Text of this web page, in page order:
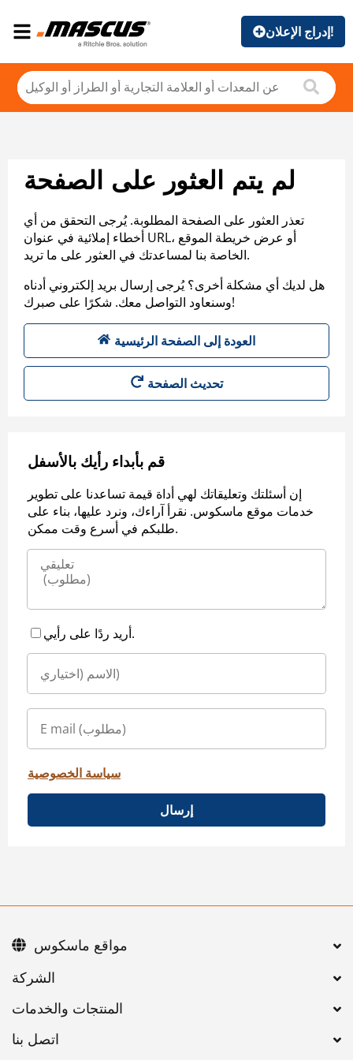
إدراج الإعلان!
لم يتم العثور على الصفحة
تعذر العثور على الصفحة المطلوبة. يُرجى التحقق من أي
أخطاء إملائية في عنوان URL، أو عرض خريطة الموقع
الخاصة بنا لمساعدتك في العثور على ما تريد.
هل لديك أي مشكلة أخرى؟ يُرجى إرسال بريد إلكتروني أدناه
وسنعاود التواصل معك. شكرًا على صبرك!
العودة إلى الصفحة الرئيسية
تحديث الصفحة
قم بأبداء رأيك بالأسفل
إن أسئلتك وتعليقاتك لهي أداة قيمة تساعدنا على تطوير
خدمات موقع ماسكوس. نقرأ آراءك، ونرد عليها، بناء على
طلبكم في أسرع وقت ممكن.
أريد ردًا على رأيي.
سياسة الخصوصية
إرسال
اتصل بنا
مواقع ماسكوس